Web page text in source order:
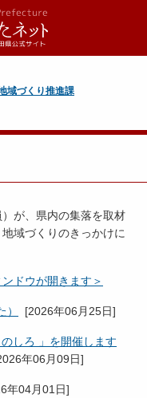
域づくり推進課
が、県内の集落を取材
域づくりのきっかけに
ドウが開きます＞
[2026年06月25日]
しろ 」を開催します
年06月09日]
年04月01日]